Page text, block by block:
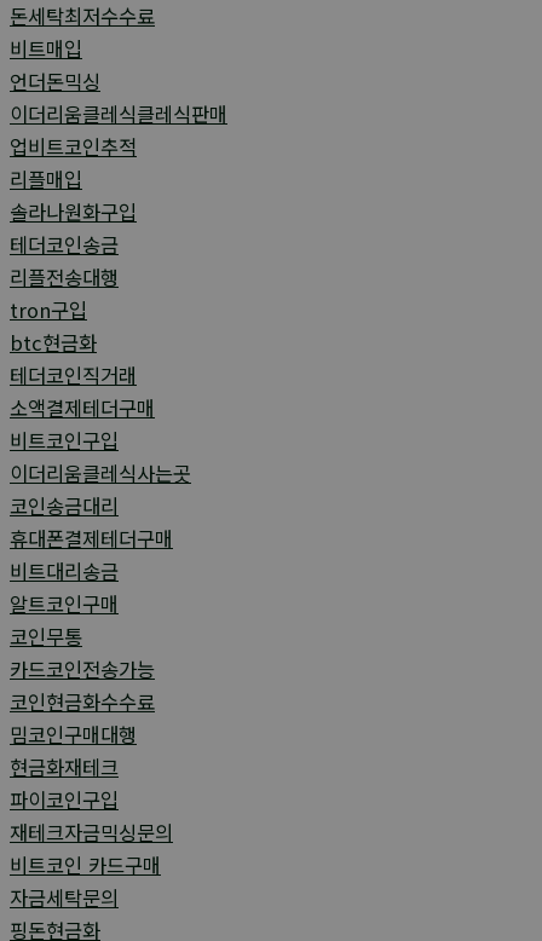
돈세탁최저수수료
비트매입
언더돈믹싱
이더리움클레식클레식판매
업비트코인추적
리플매입
솔라나원화구입
테더코인송금
리플전송대행
tron구입
btc현금화
테더코인직거래
소액결제테더구매
비트코인구입
이더리움클레식사는곳
코인송금대리
휴대폰결제테더구매
비트대리송금
알트코인구매
코인무통
카드코인전송가능
코인현금화수수료
밈코인구매대행
현금화재테크
파이코인구입
재테크자금믹싱문의
비트코인 카드구매
자금세탁문의
핑돈현금화